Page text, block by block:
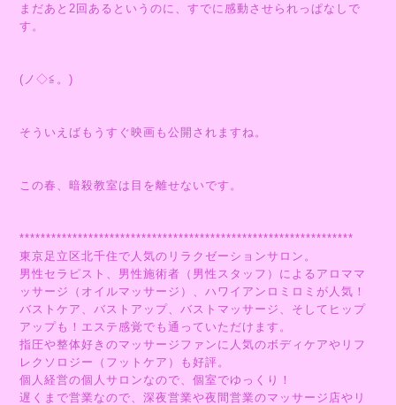
まだあと2回あるというのに、すでに感動させられっぱなしで
す。
(ノ◇≦。)
そういえばもうすぐ映画も公開されますね。
この春、暗殺教室は目を離せないです。
***************************************************************
東京足立区北千住で人気のリラクゼーションサロン。
男性セラピスト、男性施術者（男性スタッフ）によるアロママ
ッサージ（オイルマッサージ）、ハワイアンロミロミが人気！
バストケア、バストアップ、バストマッサージ、そしてヒップ
アップも！エステ感覚でも通っていただけます。
指圧や整体好きのマッサージファンに人気のボディケアやリフ
レクソロジー（フットケア）も好評。
個人経営の個人サロンなので、個室でゆっくり！
遅くまで営業なので、深夜営業や夜間営業のマッサージ店やリ